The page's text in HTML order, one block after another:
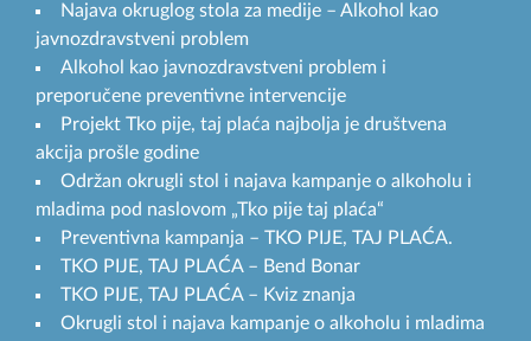
Najava okruglog stola za medije – Alkohol kao
javnozdravstveni problem
Alkohol kao javnozdravstveni problem i
preporučene preventivne intervencije
Projekt Tko pije, taj plaća najbolja je društvena
akcija prošle godine
Održan okrugli stol i najava kampanje o alkoholu i
mladima pod naslovom „Tko pije taj plaća“
Preventivna kampanja – TKO PIJE, TAJ PLAĆA.
TKO PIJE, TAJ PLAĆA – Bend Bonar
TKO PIJE, TAJ PLAĆA – Kviz znanja
Okrugli stol i najava kampanje o alkoholu i mladima